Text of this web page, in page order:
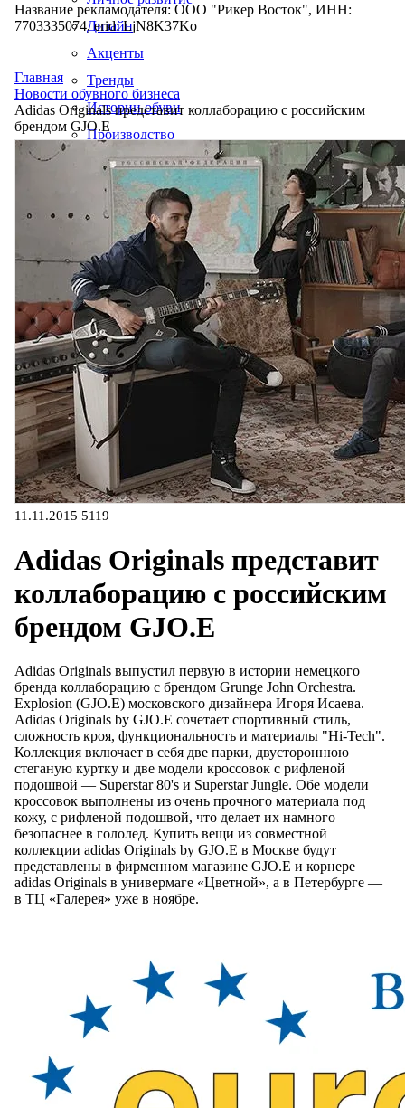
Дизайн
Акценты
Тренды
Истории обуви
Производство
Название рекламодателя: ООО "Рикер Восток", ИНН:
7703335074, erid: LjN8K37Ko
Главная
Новости обувного бизнеса
Adidas Originals представит коллаборацию с российским
брендом GJO.E
11.11.2015 5119
Adidas Originals представит
коллаборацию с российским
брендом GJO.E
Аdidas Originals выпустил первую в истории немецкого
бренда коллаборацию с брендом Grunge John Orchestra.
Explosion (GJO.Е) московского дизайнера Игоря Исаева.
Аdidas Originals by GJO.E сочетает спортивный стиль,
сложность кроя, функциональность и материалы "Hi-Tech".
Коллекция включает в себя две парки, двустороннюю
стеганую куртку и две модели кроссовок с рифленой
подошвой — Superstar 80's и Superstar Jungle. Обе модели
кроссовок выполнены из очень прочного материала под
кожу, с рифленой подошвой, что делает их намного
безопаснее в гололед. Купить вещи из совместной
коллекции adidas Originals by GJO.E в Москве будут
представлены в фирменном магазине GJO.E и корнере
adidas Originals в универмаге «Цветной», а в Петербурге —
в ТЦ «Галерея» уже в ноябре.